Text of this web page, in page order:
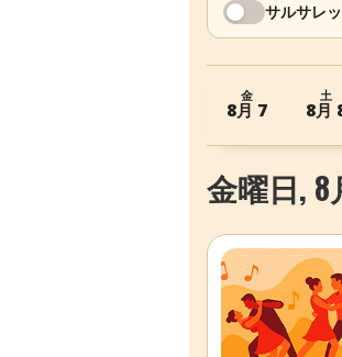
サルサレ
金
8月 7
土
8月
金曜日, 8